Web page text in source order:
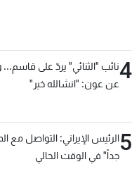
4نائب "الثنائي" يردّ على
عن عون: "انشالله خير"
5الرئيس الإيراني: التواصل
جداً" في الوقت الحالي